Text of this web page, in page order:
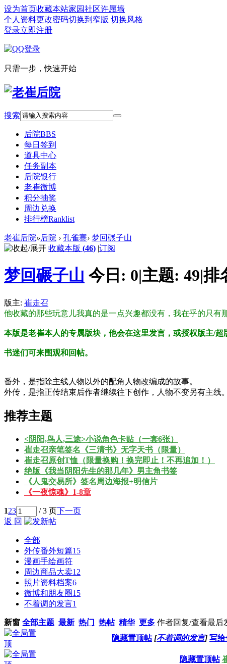
设为首页收藏本站家园社区许愿墙
个人资料更改密码切换到窄版 切换风格
登录立即注册
只需一步，快速开始
搜索
后院BBS
每日签到
道具中心
任务副本
后院银行
老崔微博
积分抽奖
周边兑换
排行榜Ranklist
老崔后院»后院 › 孔雀寨› 梦回碾子山
收藏本版 (46) |订阅
梦回碾子山 今日: 0|主题: 49|排
版主: 崔走召
他收藏的那些玩意儿我真的是一点兴趣都没有，我在乎的只
本版是老崔本人的专属版块，他会在这里发言，或授权版主/
书迷们可来围观和回帖。
番外，是指除主线人物以外的配角人物改编成的故事。
外传，是指正传结束后作者继续往下创作，人物不变另有主线。
推荐主题
<阴阳,鸟人,三途>小说角色卡贴（一套6张）
崔走召亲笔签名《三清书》无字天书（限量）
崔走召原创T恤（限量换购！换完即止！不再追加！）
绝版《我当阴阳先生的那几年》男主角书签
《人鬼交易所》签名周边海报+明信片
《一夜惊魂》1-8章
123 / 3 页下一页
返 回
全部
外传番外短篇15
漫画手绘画符
周边商品大卖12
照片资料档案6
微博和朋友圈15
不着调的发言1
新窗 全部主题 最新 热门 热帖 精华 更多 作者回复/查看最后
隐藏置顶帖 [不着调的发言] 写
隐藏置顶帖